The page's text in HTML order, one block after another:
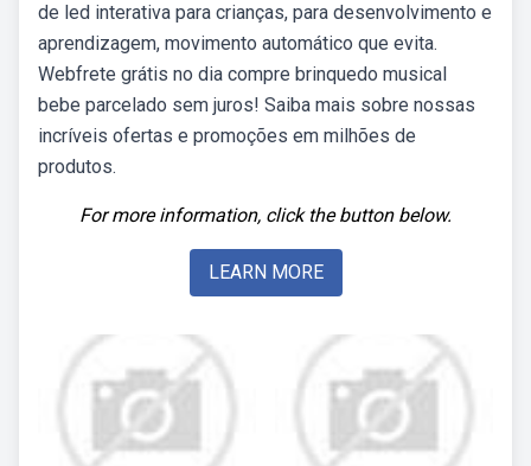
de led interativa para crianças, para desenvolvimento e
aprendizagem, movimento automático que evita.
Webfrete grátis no dia compre brinquedo musical
bebe parcelado sem juros! Saiba mais sobre nossas
incríveis ofertas e promoções em milhões de
produtos.
For more information, click the button below.
LEARN MORE